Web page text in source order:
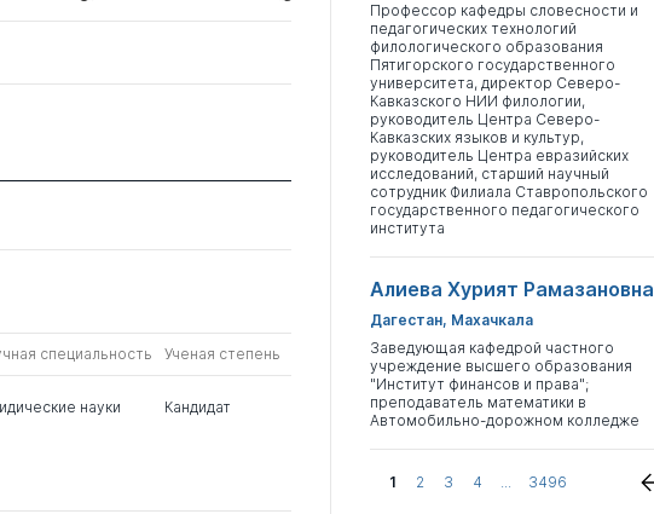
специальность Ученая степень
науки Кандидат
Профессор кафедры словесности и
педагогических технологий
филологического образования
Пятигорского государственного
университета, директор Северо-
Кавказского НИИ филологии,
руководитель Центра Северо-
Кавказских языков и культур,
руководитель Центра евразийских
исследований, старший научный
сотрудник Филиала Ставропольского
государственного педагогического
института
Алиева Хурият Рамазановна
Дагестан, Махачкала
Заведующая кафедрой частного
учреждение высшего образования
"Институт финансов и права";
преподаватель математики в
Автомобильно-дорожном колледже
1 2 3 4 ... 3496